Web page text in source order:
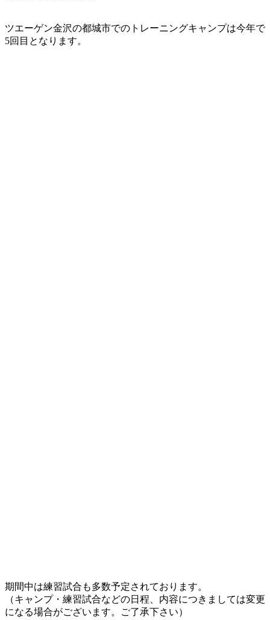
ツエーゲン金沢の都城市でのトレーニングキャンプは今年で
5回目となります。
期間中は練習試合も多数予定されております。
（キャンプ・練習試合などの日程、内容につきましては変更
になる場合がございます。ご了承下さい）